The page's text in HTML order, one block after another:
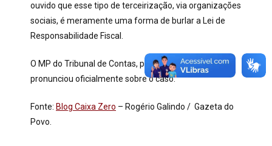
ouvido que esse tipo de terceirização, via organizações
sociais, é meramente uma forma de burlar a Lei de
Responsabilidade Fiscal.
O MP do Tribunal de Contas, porém, ainda não se
pronunciou oficialmente sobre o caso.
Fonte: Blog Caixa Zero – Rogério Galindo / Gazeta do
Povo.